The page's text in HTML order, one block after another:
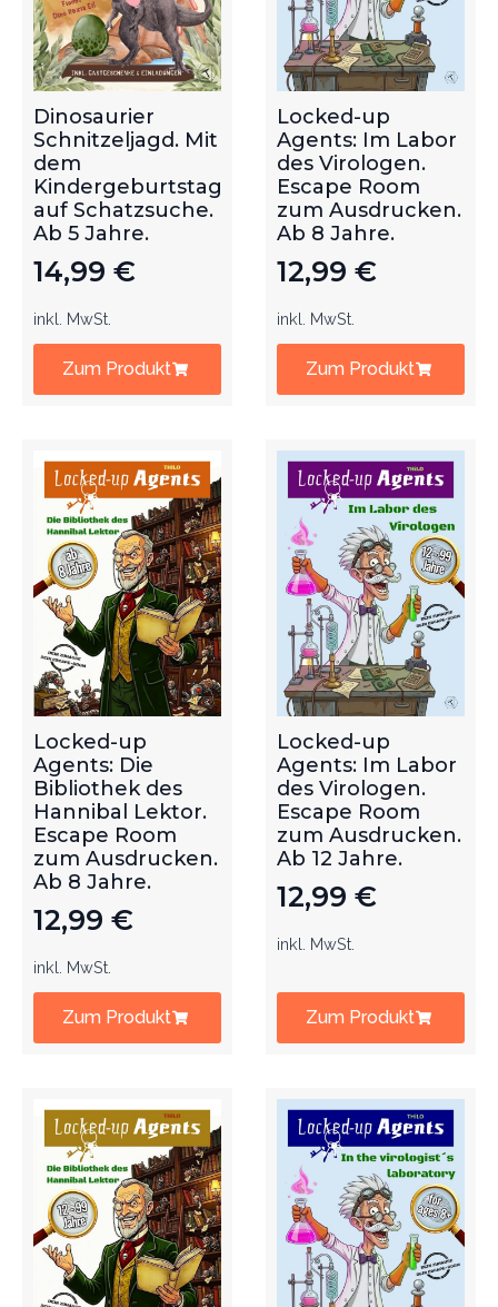
Dinosaurier
Schnitzeljagd. Mit
dem
Kindergeburtstag
auf Schatzsuche.
Ab 5 Jahre.
14,99 €
inkl. MwSt.
Zum Produkt
Locked-up
Agents: Im Labor
des Virologen.
Escape Room
zum Ausdrucken.
Ab 8 Jahre.
12,99 €
inkl. MwSt.
Zum Produkt
Locked-up
Agents: Die
Bibliothek des
Hannibal Lektor.
Escape Room
zum Ausdrucken.
Ab 8 Jahre.
12,99 €
inkl. MwSt.
Zum Produkt
Locked-up
Agents: Im Labor
des Virologen.
Escape Room
zum Ausdrucken.
Ab 12 Jahre.
12,99 €
inkl. MwSt.
Zum Produkt